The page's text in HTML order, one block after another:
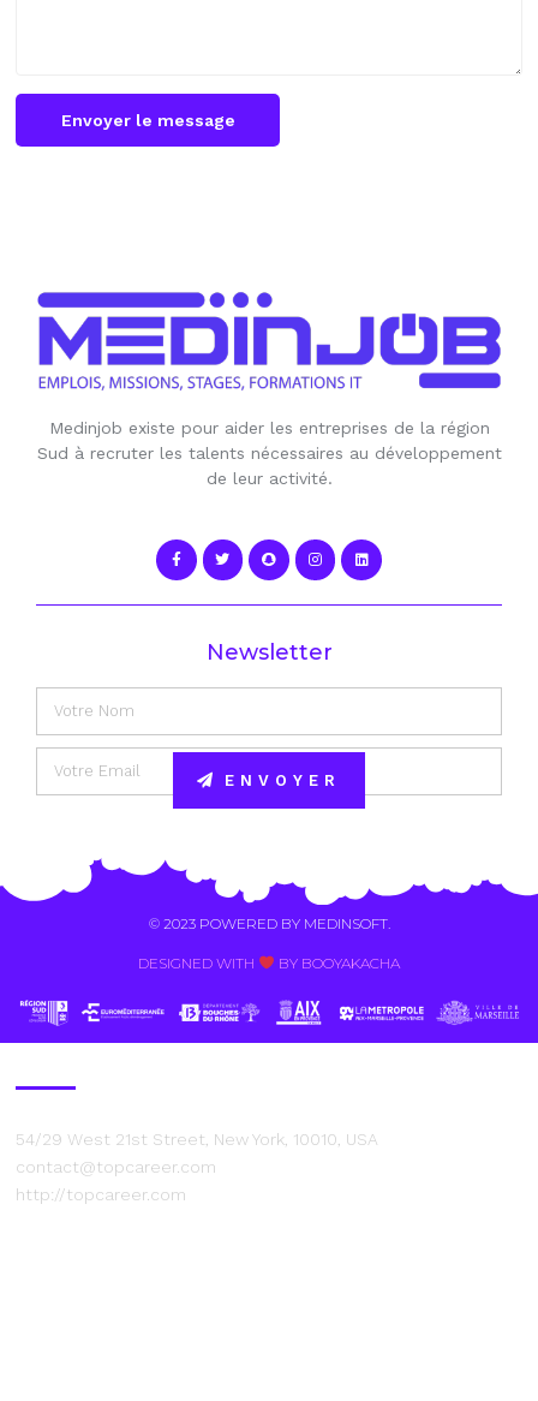
Envoyer le message
Medinjob existe pour aider les entreprises de la région
Sud à recruter les talents nécessaires au développement
de leur activité.
Newsletter
ENVOYER
© 2023 POWERED BY MEDINSOFT.
DESIGNED WITH BY BOOYAKACHA​
54/29 West 21st Street, New York, 10010, USA
contact@topcareer.com
http://topcareer.com